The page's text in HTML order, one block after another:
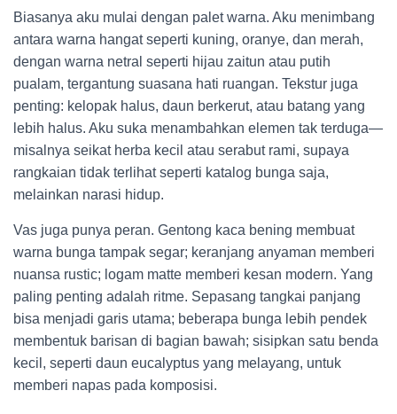
Biasanya aku mulai dengan palet warna. Aku menimbang
antara warna hangat seperti kuning, oranye, dan merah,
dengan warna netral seperti hijau zaitun atau putih
pualam, tergantung suasana hati ruangan. Tekstur juga
penting: kelopak halus, daun berkerut, atau batang yang
lebih halus. Aku suka menambahkan elemen tak terduga—
misalnya seikat herba kecil atau serabut rami, supaya
rangkaian tidak terlihat seperti katalog bunga saja,
melainkan narasi hidup.
Vas juga punya peran. Gentong kaca bening membuat
warna bunga tampak segar; keranjang anyaman memberi
nuansa rustic; logam matte memberi kesan modern. Yang
paling penting adalah ritme. Sepasang tangkai panjang
bisa menjadi garis utama; beberapa bunga lebih pendek
membentuk barisan di bagian bawah; sisipkan satu benda
kecil, seperti daun eucalyptus yang melayang, untuk
memberi napas pada komposisi.